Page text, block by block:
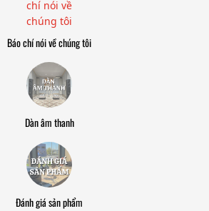
Báo chí nói về chúng tôi
Dàn âm thanh
Đánh giá sản phẩm